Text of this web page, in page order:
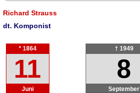
Richard Strauss
dt. Komponist
* 1864
11
Juni
† 1949
8
September